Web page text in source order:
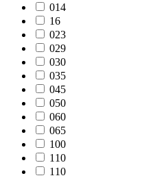
014
16
023
029
030
035
045
050
060
065
100
110
110